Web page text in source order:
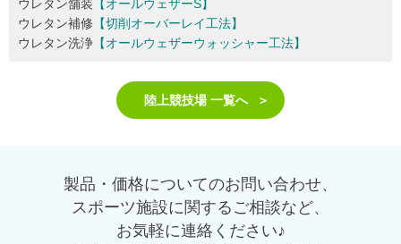
ウレタン舗装 【オールウェザーS】
ウレタン補修 【切削オーバーレイ工法】
ウレタン洗浄 【オールウェザーウォッシャー工法】
陸上競技場 一覧へ
製品・価格についてのお問い合わせ、
スポーツ施設に関するご相談など、
お気軽に連絡ください♪